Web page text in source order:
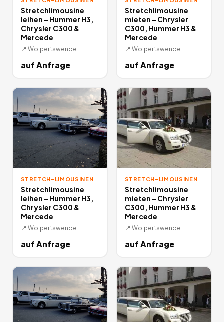
Stretchlimousine
leihen – Hummer H3,
Chrysler C300 &
Mercede
📍 Wolpertswende
auf Anfrage
Stretchlimousine
mieten – Chrysler
C300, Hummer H3 &
Mercede
📍 Wolpertswende
auf Anfrage
STRETCH-LIMOUSINEN
Stretchlimousine
leihen – Hummer H3,
Chrysler C300 &
Mercede
📍 Wolpertswende
auf Anfrage
STRETCH-LIMOUSINEN
Stretchlimousine
mieten – Chrysler
C300, Hummer H3 &
Mercede
📍 Wolpertswende
auf Anfrage